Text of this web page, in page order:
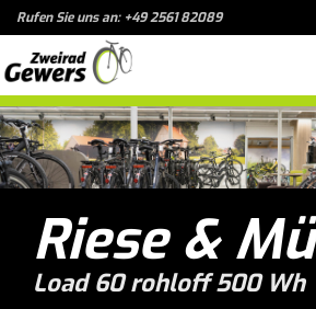
Rufen Sie uns an: +49 2561 82089
Riese &
Load 60 rohloff 500 Wh